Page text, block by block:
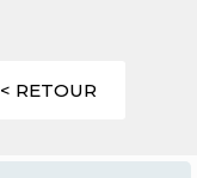
< RETOUR